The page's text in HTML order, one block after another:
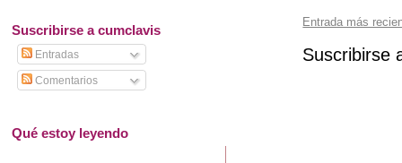
Entrada más
Suscribirse
Suscribirse a cumclavis
Entradas
Comentarios
Qué estoy leyendo